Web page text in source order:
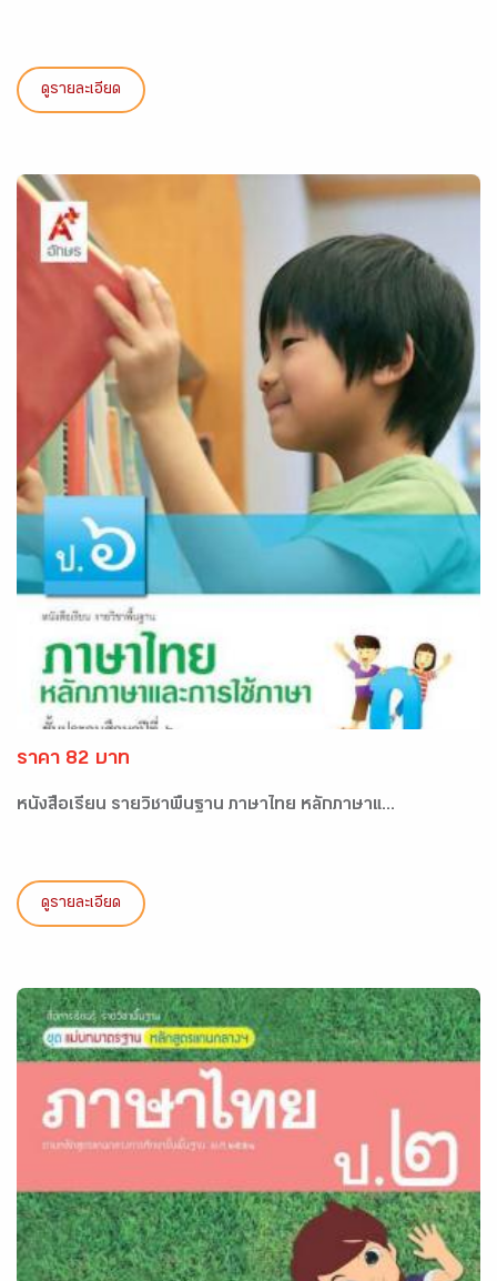
ดูรายละเอียด
ราคา 82 บาท
หนังสือเรียน รายวิชาพื้นฐาน ภาษาไทย หลักภาษาแ...
ดูรายละเอียด